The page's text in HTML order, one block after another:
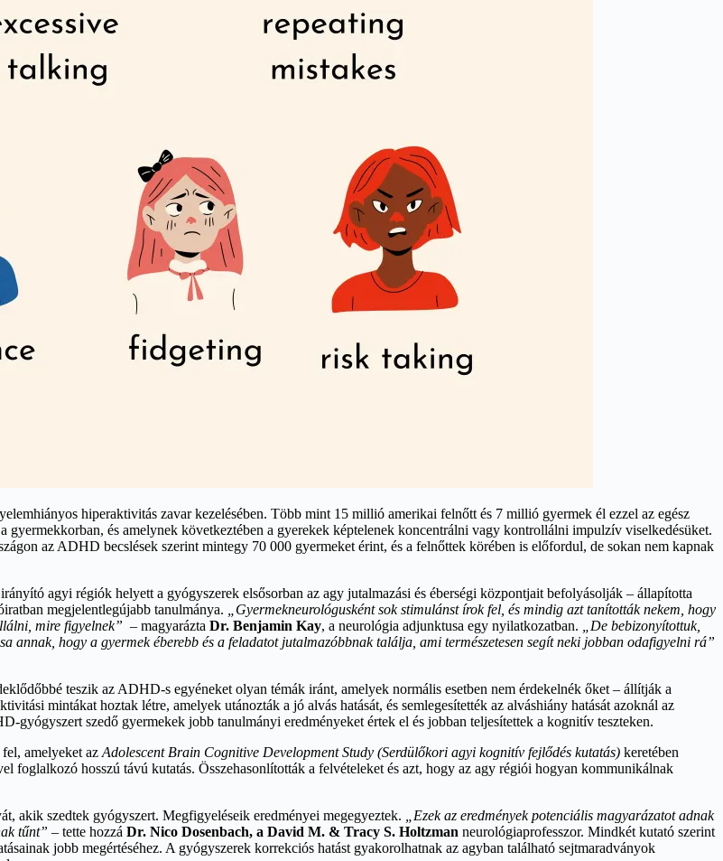
hiperaktivitás zavar kezelésében. Több mint 15 millió amerikai felnőtt és 7 millió gyermek él ezzel az egész
gyermekkorban, és amelynek következtében a gyerekek képtelenek koncentrálni vagy kontrollálni impulzív viselkedésüket.
az ADHD becslések szerint mintegy 70 000 gyermeket érint, és a felnőttek körében is előfordul, de sokan nem kapnak
agyi régiók helyett a gyógyszerek elsősorban az agy jutalmazási és éberségi központjait befolyásolják – állapította
megjelentlegújabb tanulmánya.
„Gyermekneurológusként sok stimulánst írok fel, és mindig azt tanították nekem, hogy
mire figyelnek” – magyarázta Dr. Benjamin Kay, a neurológia adjunktusa egy nyilatkozatban.
„De bebizonyítottuk,
annak, hogy a gyermek éberebb és a feladatot jutalmazóbbnak találja, ami természetesen segít neki jobban odafigyelni rá”
teszik az ADHD-s egyéneket olyan témák iránt, amelyek normális esetben nem érdekelnék őket – állítják a
mintákat hoztak létre, amelyek utánozták a jó alvás hatását, és semlegesítették az alváshiány hatását azoknál az
szedő gyermekek jobb tanulmányi eredményeket értek el és jobban teljesítettek a kognitív teszteken.
amelyeket az Adolescent Brain Cognitive Development Study (Serdülőkori agyi kognitív fejlődés kutatás) keretében
foglalkozó hosszú távú kutatás. Összehasonlították a felvételeket és azt, hogy az agy régiói hogyan kommunikálnak
akik szedtek gyógyszert. Megfigyeléseik eredményei megegyeztek. „Ezek az eredmények potenciális magyarázatot adnak
tűnt” – tette hozzá Dr. Nico Dosenbach, a David M. & Tracy S. Holtzman neurológiaprofesszor. Mindkét kutató szerint
jobb megértéséhez. A gyógyszerek korrekciós hatást gyakorolhatnak az agyban található sejtmaradványok